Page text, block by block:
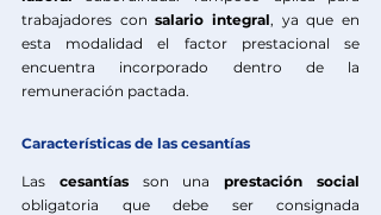
trabajadores con salario integral, ya que en
esta modalidad el factor prestacional se
encuentra incorporado dentro de la
remuneración pactada.
Características de las cesantías
Las cesantías son una
obligatoria que debe ser consignada